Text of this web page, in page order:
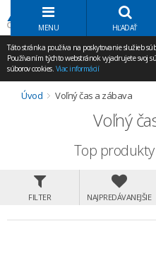
MENU HĽADAŤ
Táto stránka používa na poskytovanie služieb
Používaním týchto webstránok vyjadrujete svoj
súborov cookies. Viac informácií
Úvod Voľný čas a zábava
Voľný
Top
FILTER NAJPREDÁVANEJŠIE